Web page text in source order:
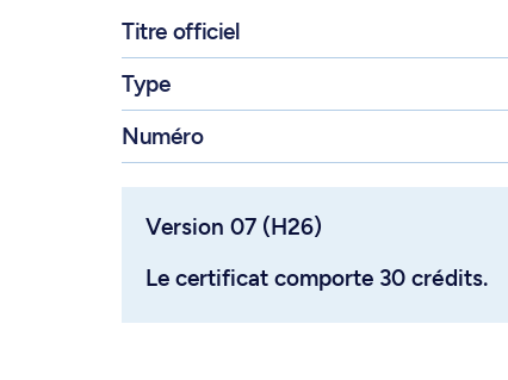
Titre officiel
Type
Numéro
Version 07 (H26)
Le certificat comporte 30 crédits.